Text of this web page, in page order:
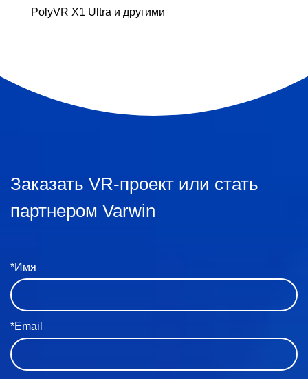
PolyVR X1 Ultra и другими
Заказать VR-проект или стать
партнером Varwin
*Имя
*Email